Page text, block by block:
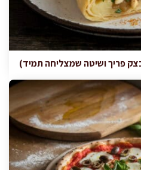
פריך ושיטה שמצליחה תמיד)